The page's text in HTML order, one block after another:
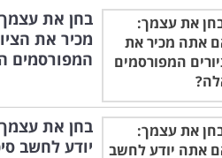
בחן את
מכיר את
המפורסמים
בחן את
יודע לחשב